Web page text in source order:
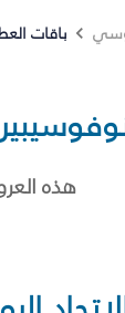
باقات
هذه